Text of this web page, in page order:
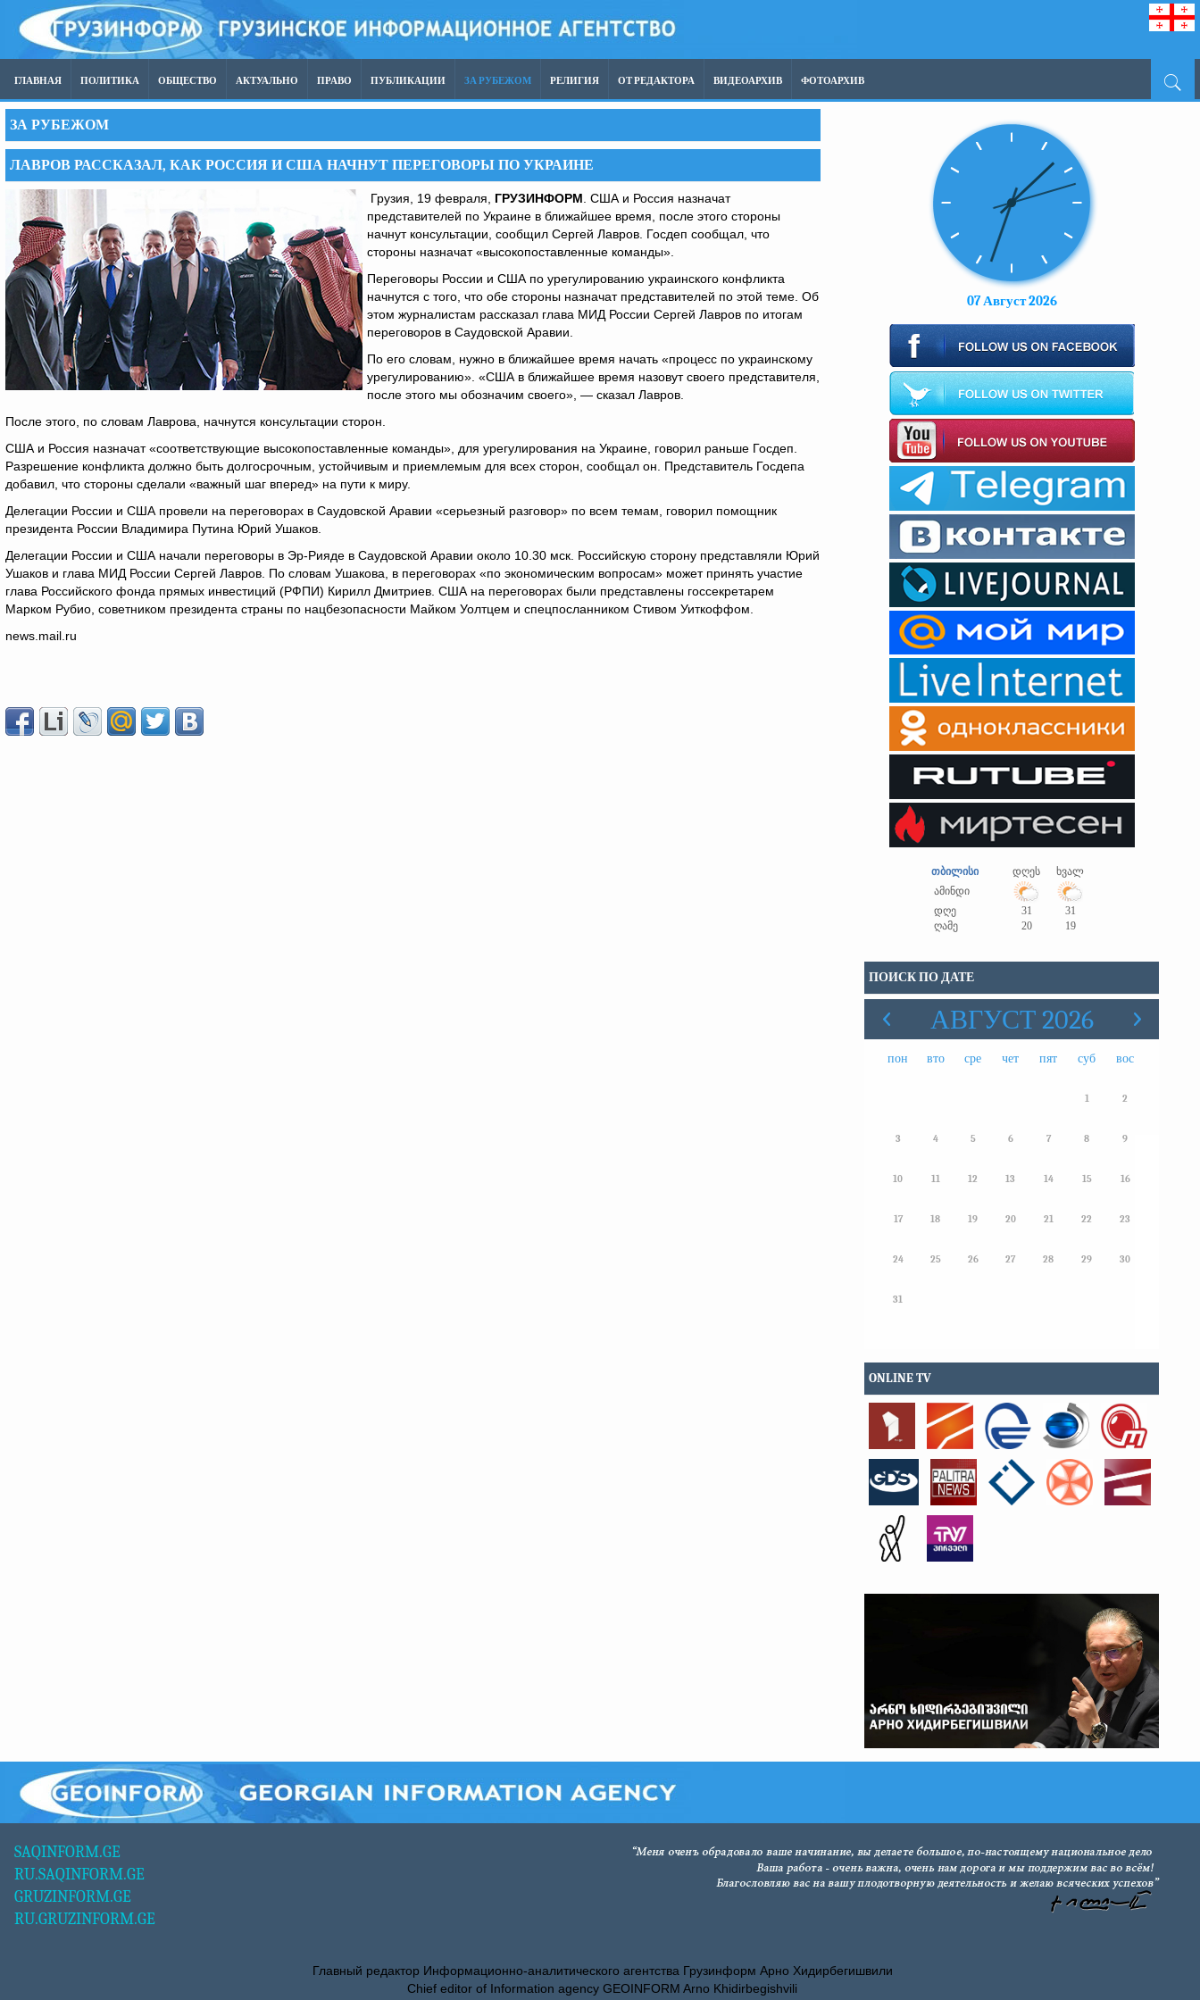
ГЛАВНАЯ ПОЛИТИКА ОБЩЕСТВО АКТУАЛЬНО ПРАВО ПУБЛИКАЦИИ ЗА РУБЕЖОМ РЕЛИГИЯ ОТ РЕДАКТОРА ВИДЕОАРХИВ ФОТОАРХИВ
ЗА РУБЕЖОМ
ЛАВРОВ РАССКАЗАЛ, КАК РОССИЯ И США НАЧНУТ ПЕРЕГОВОРЫ ПО УКРАИНЕ
Грузия, 19 февраля, ГРУЗИНФОРМ . США и Россия назначат
представителей по Украине в ближайшее время, после этого стороны
начнут консультации, сообщил Сергей Лавров. Госдеп сообщал, что
стороны назначат «высокопоставленные команды».
Переговоры России и США по урегулированию украинского конфликта
начнутся с того, что обе стороны назначат представителей по этой теме. Об
этом журналистам рассказал глава МИД России Сергей Лавров по итогам
переговоров в Саудовской Аравии.
По его словам, нужно в ближайшее время начать «процесс по украинскому
урегулированию». «США в ближайшее время назовут своего представителя,
после этого мы обозначим своего», — сказал Лавров.
После этого, по словам Лаврова, начнутся консультации сторон.
США и Россия назначат «соответствующие высокопоставленные команды», для урегулирования на Украине, говорил раньше Госдеп.
Разрешение конфликта должно быть долгосрочным, устойчивым и приемлемым для всех сторон, сообщал он. Представитель Госдепа
добавил, что стороны сделали «важный шаг вперед» на пути к миру.
Делегации России и США провели на переговорах в Саудовской Аравии «серьезный разговор» по всем темам, говорил помощник
президента России Владимира Путина Юрий Ушаков.
Делегации России и США начали переговоры в Эр-Рияде в Саудовской Аравии около 10.30 мск. Российскую сторону представляли Юрий
Ушаков и глава МИД России Сергей Лавров. По словам Ушакова, в переговорах «по экономическим вопросам» может принять участие
глава Российского фонда прямых инвестиций (РФПИ) Кирилл Дмитриев. США на переговорах были представлены госсекретарем
Марком Рубио, советником президента страны по нацбезопасности Майком Уолтцем и спецпосланником Стивом Уиткоффом.
news.mail.ru
07 Август 2026
თბილისი დღეს
ხვალ
ამინდი
დღე
31
31
ღამე
20 19
ПОИСК ПО ДАТЕ
АВГУСТ 2026
пон вто сре чет пят суб вос
1 2
3 4 5 6 7 8 9
10 11 12 13 14 15 16
17 18 19 20 21 22 23
24 25 26 27 28 29 30
31
ONLINE TV
SAQINFORM.GE
RU.SAQINFORM.GE
GRUZINFORM.GE
RU.GRUZINFORM.GE
Главный редактор Информационно-аналитического агентства Грузинформ Арно Хидирбегишвили
Chief editor of Information agency GEOINFORM Arno Khidirbegishvili